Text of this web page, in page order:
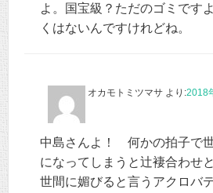
よ。国宝級？ただのゴミです
くはないんですけれどね。
オカモトミツマサ より:2018
中島さんよ！ 何かの拍子で
になってしまうと辻褄合わせ
世間に媚びると言うアクロバ